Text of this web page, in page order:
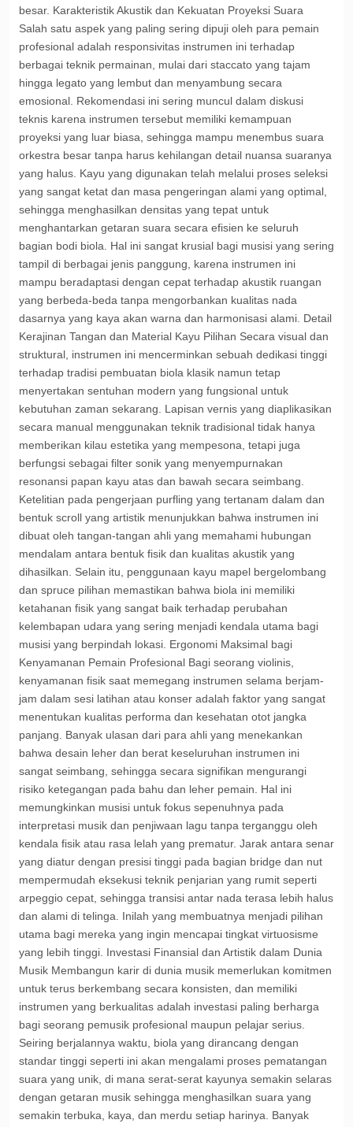
besar. Karakteristik Akustik dan Kekuatan Proyeksi Suara
Salah satu aspek yang paling sering dipuji oleh para pemain
profesional adalah responsivitas instrumen ini terhadap
berbagai teknik permainan, mulai dari staccato yang tajam
hingga legato yang lembut dan menyambung secara
emosional. Rekomendasi ini sering muncul dalam diskusi
teknis karena instrumen tersebut memiliki kemampuan
proyeksi yang luar biasa, sehingga mampu menembus suara
orkestra besar tanpa harus kehilangan detail nuansa suaranya
yang halus. Kayu yang digunakan telah melalui proses seleksi
yang sangat ketat dan masa pengeringan alami yang optimal,
sehingga menghasilkan densitas yang tepat untuk
menghantarkan getaran suara secara efisien ke seluruh
bagian bodi biola. Hal ini sangat krusial bagi musisi yang sering
tampil di berbagai jenis panggung, karena instrumen ini
mampu beradaptasi dengan cepat terhadap akustik ruangan
yang berbeda-beda tanpa mengorbankan kualitas nada
dasarnya yang kaya akan warna dan harmonisasi alami. Detail
Kerajinan Tangan dan Material Kayu Pilihan Secara visual dan
struktural, instrumen ini mencerminkan sebuah dedikasi tinggi
terhadap tradisi pembuatan biola klasik namun tetap
menyertakan sentuhan modern yang fungsional untuk
kebutuhan zaman sekarang. Lapisan vernis yang diaplikasikan
secara manual menggunakan teknik tradisional tidak hanya
memberikan kilau estetika yang mempesona, tetapi juga
berfungsi sebagai filter sonik yang menyempurnakan
resonansi papan kayu atas dan bawah secara seimbang.
Ketelitian pada pengerjaan purfling yang tertanam dalam dan
bentuk scroll yang artistik menunjukkan bahwa instrumen ini
dibuat oleh tangan-tangan ahli yang memahami hubungan
mendalam antara bentuk fisik dan kualitas akustik yang
dihasilkan. Selain itu, penggunaan kayu mapel bergelombang
dan spruce pilihan memastikan bahwa biola ini memiliki
ketahanan fisik yang sangat baik terhadap perubahan
kelembapan udara yang sering menjadi kendala utama bagi
musisi yang berpindah lokasi. Ergonomi Maksimal bagi
Kenyamanan Pemain Profesional Bagi seorang violinis,
kenyamanan fisik saat memegang instrumen selama berjam-
jam dalam sesi latihan atau konser adalah faktor yang sangat
menentukan kualitas performa dan kesehatan otot jangka
panjang. Banyak ulasan dari para ahli yang menekankan
bahwa desain leher dan berat keseluruhan instrumen ini
sangat seimbang, sehingga secara signifikan mengurangi
risiko ketegangan pada bahu dan leher pemain. Hal ini
memungkinkan musisi untuk fokus sepenuhnya pada
interpretasi musik dan penjiwaan lagu tanpa terganggu oleh
kendala fisik atau rasa lelah yang prematur. Jarak antara senar
yang diatur dengan presisi tinggi pada bagian bridge dan nut
mempermudah eksekusi teknik penjarian yang rumit seperti
arpeggio cepat, sehingga transisi antar nada terasa lebih halus
dan alami di telinga. Inilah yang membuatnya menjadi pilihan
utama bagi mereka yang ingin mencapai tingkat virtuosisme
yang lebih tinggi. Investasi Finansial dan Artistik dalam Dunia
Musik Membangun karir di dunia musik memerlukan komitmen
untuk terus berkembang secara konsisten, dan memiliki
instrumen yang berkualitas adalah investasi paling berharga
bagi seorang pemusik profesional maupun pelajar serius.
Seiring berjalannya waktu, biola yang dirancang dengan
standar tinggi seperti ini akan mengalami proses pematangan
suara yang unik, di mana serat-serat kayunya semakin selaras
dengan getaran musik sehingga menghasilkan suara yang
semakin terbuka, kaya, dan merdu setiap harinya. Banyak